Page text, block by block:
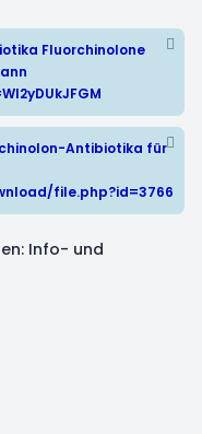
Fluorchinolone
Antibiotika für
file.php?id=3766
Info- und